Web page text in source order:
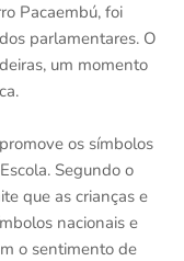
Pacaembú, foi
parlamentares. O
um momento
os símbolos
Segundo o
que as crianças e
nacionais e
o sentimento de